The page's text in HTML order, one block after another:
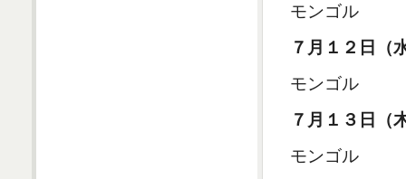
モンゴル
７月１２日（
モンゴル
７月１３日（
モンゴル